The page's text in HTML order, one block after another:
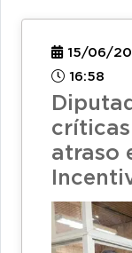
15/06/
16:58
atraso